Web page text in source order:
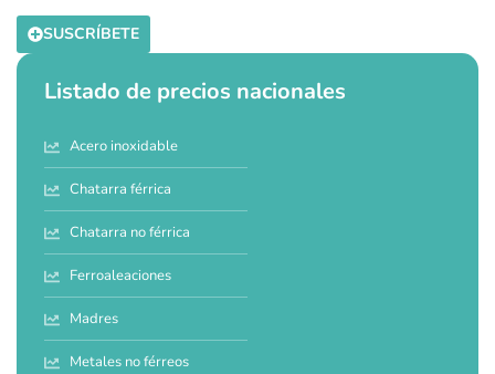
SUSCRÍBETE
Listado de precios nacionales
Acero inoxidable
Chatarra férrica
Chatarra no férrica
Ferroaleaciones
Madres
Metales no férreos